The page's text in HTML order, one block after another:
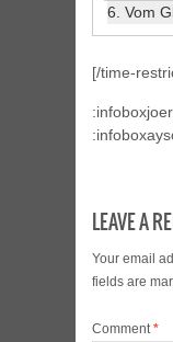
6. Vom Glück
[/time-
LEAVE A
Your email
fields are
Comment*